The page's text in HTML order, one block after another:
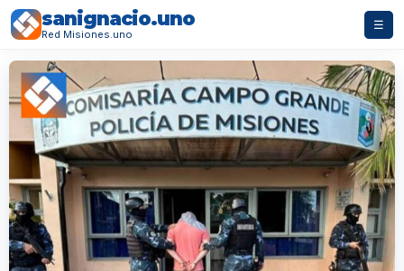
sanignacio.uno
Red Misiones.uno
☰